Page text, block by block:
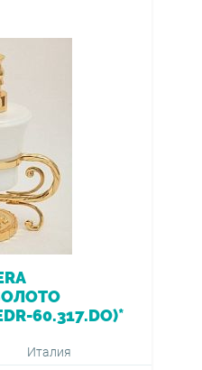
60.317.DO)*
Италия